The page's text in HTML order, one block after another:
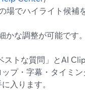
でハイライト候補
な調整が可能です。
トな質問」とAI
プ・字幕・タイミン
入ります。